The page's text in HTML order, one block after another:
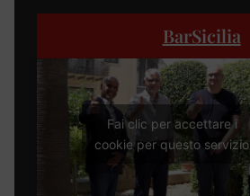
BarSicilia
Fai clic per accettare i
cookie per questo servizio